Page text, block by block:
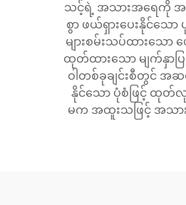
သင့်ရဲ့ အသားအရေကို အက
စွာ ဖယ်ရှားပေးနိုင်သ
များစမ်းသပ်ထားသော
ထုတ်ထားသော မျက်နှာပ
ဝါတစ်ခုချင်းစီတွင် အဆ
နိုင်သော ပုံစံဖြင့် ထုတ်လု
မက အထူးသဖြင့် အသာ